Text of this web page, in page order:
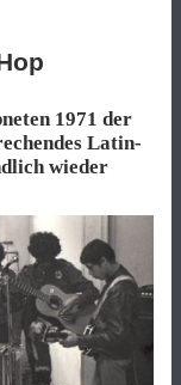
1971 der
Latin-
wieder